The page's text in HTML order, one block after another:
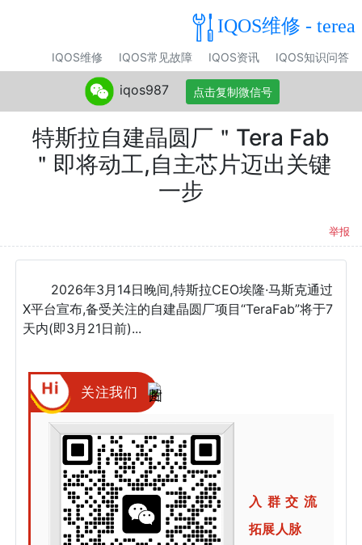
IQOS维修 - terea
IQOS维修 IQOS常见故障 IQOS资讯 IQOS知识问答
特斯拉自建晶圆厂＂Tera Fab
＂即将动工,自主芯片迈出关键
一步
举报
2026年3月14日晚间,特斯拉CEO埃隆·马斯克通过
X平台宣布,备受关注的自建晶圆厂项目“TeraFab”将于7
天内(即3月21日前)...
Hi 关注我们
入群交流
拓展人脉
iqos987 点击复制微信号